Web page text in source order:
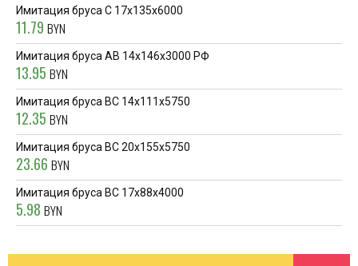
Имитация бруса С 17x135x6000
11.79 BYN
Имитация бруса АВ 14x146x3000 РФ
13.95 BYN
Имитация бруса ВС 14x111x5750
12.35 BYN
Имитация бруса ВС 20x155x5750
23.66 BYN
Имитация бруса ВС 17x88x4000
5.98 BYN